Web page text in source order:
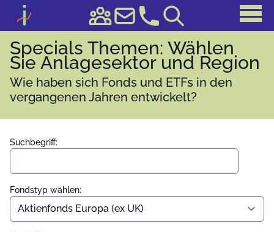
Specials Themen: Wählen
Sie Anlagesektor und Region
Wie haben sich Fonds und ETFs in den
vergangenen Jahren entwickelt?
Suchbegriff:
Fondstyp wählen: